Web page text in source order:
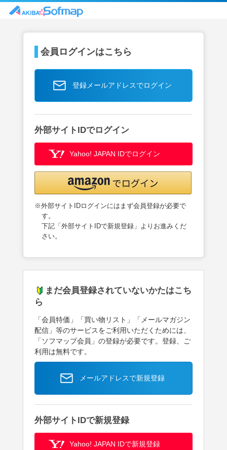
会員ログインはこちら
登録メールアドレスでログイン
外部サイトIDでログイン
Yahoo! JAPAN IDでログイン
※外部サイトIDログインにはまず会員登録が必要で
す。
下記「外部サイトIDで新規登録」よりお進みくだ
さい。
まだ会員登録されていないかたはこち
ら
「会員特価」「買い物リスト」「メールマガジン
配信」等のサービスをご利用いただくためには、
「ソフマップ会員」の登録が必要です。登録、ご
利用は無料です。
メールアドレスで新規登録
外部サイトIDで新規登録
Yahoo! JAPAN IDで新規登録